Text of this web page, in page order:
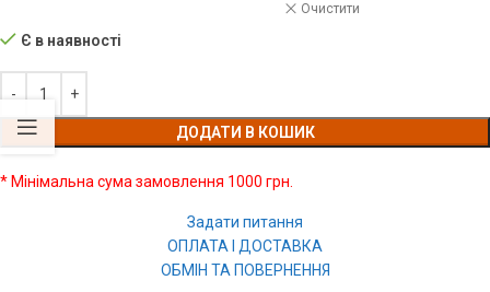
Очистити
Є в наявності
ДОДАТИ В КОШИК
* Мінімальна сума замовлення 1000 грн.
Задати питання
ОПЛАТА І ДОСТАВКА
ОБМІН ТА ПОВЕРНЕННЯ